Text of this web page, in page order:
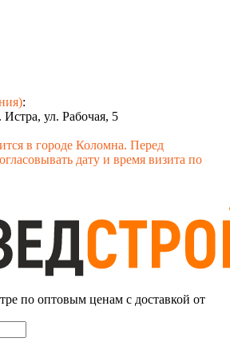
:
Истра, ул. Рабочая, 5
в городе Коломна. Перед
дату и время визита по
по оптовым ценам с доставкой от